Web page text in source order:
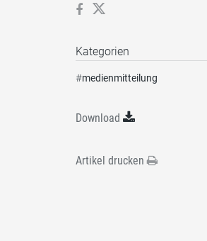
Kategorien
#medienmitteilung
Download
Artikel drucken